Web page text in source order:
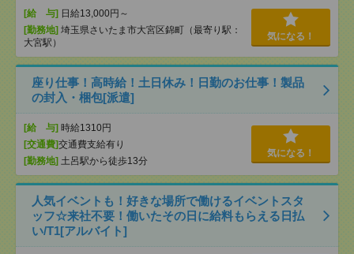
[給 与] 日給13,000円～
[勤務地] 埼玉県さいたま市大宮区錦町（最寄り駅：
大宮駅）
気になる！
座り仕事！高時給！土日休み！日勤のお仕事！製品
の封入・梱包[派遣]
[給 与] 時給1310円
[交通費]交通費支給有り
[勤務地] 土呂駅から徒歩13分
気になる！
人気イベントも！好きな場所で働けるイベントスタ
ッフ☆来社不要！働いたその日に給料もらえる日払
い/T1[アルバイト]